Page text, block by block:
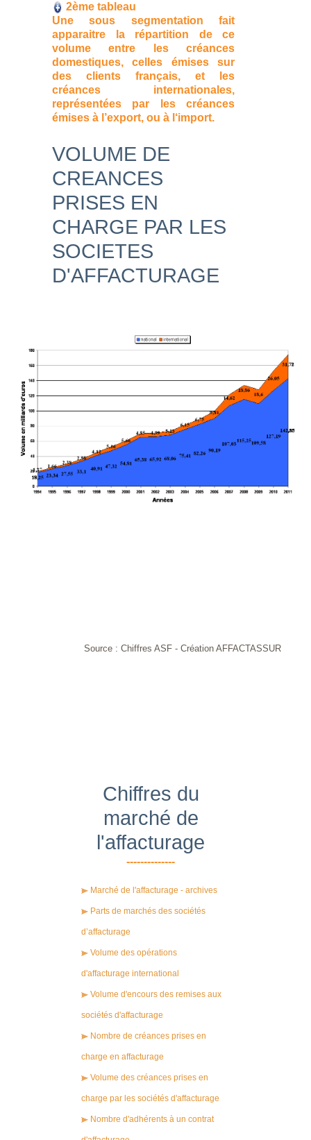
2ème tableau
Une sous segmentation fait
apparaitre la répartition de ce
volume entre les créances
domestiques, celles émises sur
des clients français, et les
créances internationales,
représentées par les créances
émises à l’export, ou à l‘import.
VOLUME DE
CREANCES
PRISES EN
CHARGE PAR LES
SOCIETES
D'AFFACTURAGE
Source : Chiffres ASF - Création AFFACTASSUR
Chiffres du
marché de
l'affacturage
--------------
Marché de l'affacturage - archives
Parts de marchés des sociétés
d’affacturage
Volume des opérations
d'affacturage international
Volume d'encours des remises aux
sociétés d'affacturage
Nombre de créances prises en
charge en affacturage
Volume des créances prises en
charge par les sociétés d'affacturage
Nombre d'adhérents à un contrat